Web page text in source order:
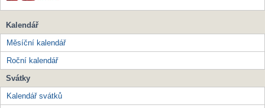
Kalendář
Měsíční kalendář
Roční kalendář
Svátky
Kalendář svátků